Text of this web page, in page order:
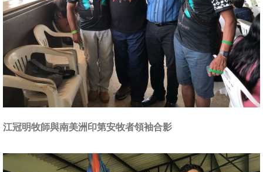
江冠明牧師與南美洲印第安牧者領袖合影